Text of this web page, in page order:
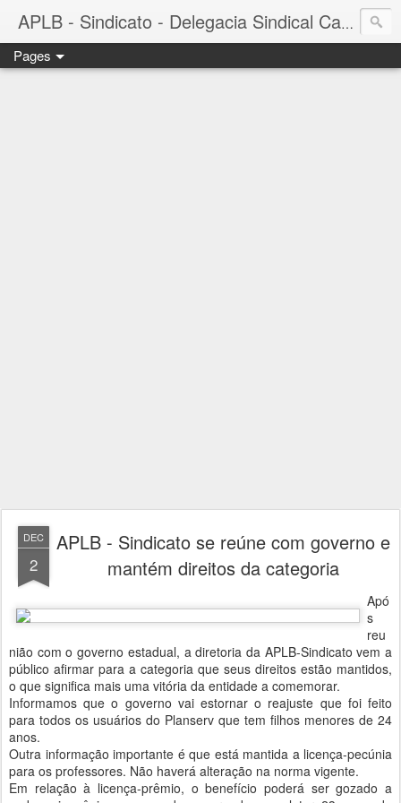
APLB - Sindicato - Delegacia Sindical Cacau Sul - Camacã-BA
Pages
DEC
2
APLB - Sindicato se reúne com governo e
mantém direitos da categoria
Apó
s
reu
nião com o governo estadual, a diretoria da APLB-Sindicato vem a
público afirmar para a categoria que seus direitos estão mantidos,
o que significa mais uma vitória da entidade a comemorar.
Informamos que o governo vai estornar o reajuste que foi feito
para todos os usuários do Planserv que tem filhos menores de 24
anos.
Outra informação importante é que está mantida a licença-pecúnia
para os professores. Não haverá alteração na norma vigente.
Em relação à licença-prêmio, o benefício poderá ser gozado a